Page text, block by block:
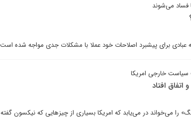
فساد می‌شوند
عبادی برای پیشبرد اصلاحات خود عملا با مشکلات جدی مواجه شده
خارجی امریکا
افتاد
بدون جنگ» را می‌خواند در می‌یابد که امریکا بسیاری از چیزهایی که نیکسون